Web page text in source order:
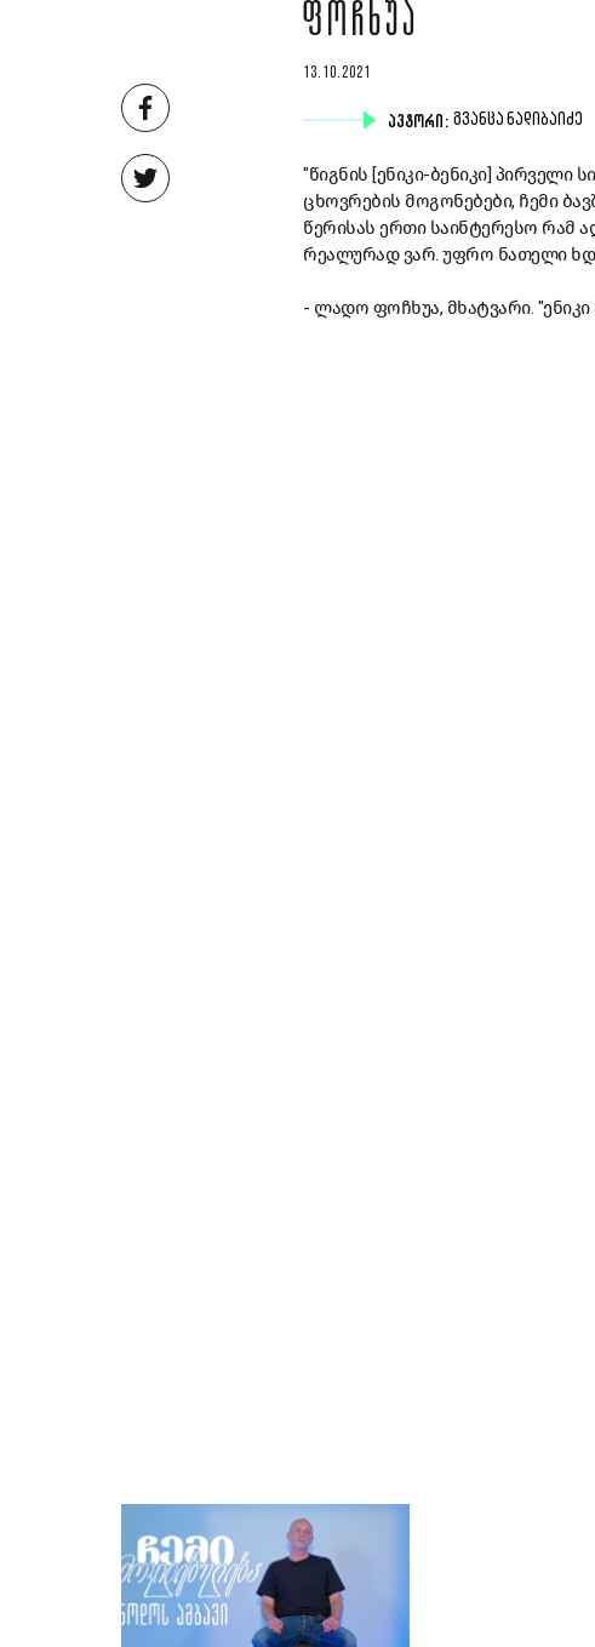
ᲤᲝᲩᲮᲣᲐ
13.10.2021
ᲐᲕᲢᲝᲠᲘ: ᲒᲕᲐᲜᲪᲐ ᲜᲐᲓᲘᲑᲐᲘᲫᲔ
"წიგნის [ენიკი-ბენიკი]
ცხოვრების მოგონებები, ჩემი
წერისას ერთი საინტერესო რამ
რეალურად ვარ. უფრო ნათელი
- ლადო ფოჩხუა, მხატვარი. "ენიკი